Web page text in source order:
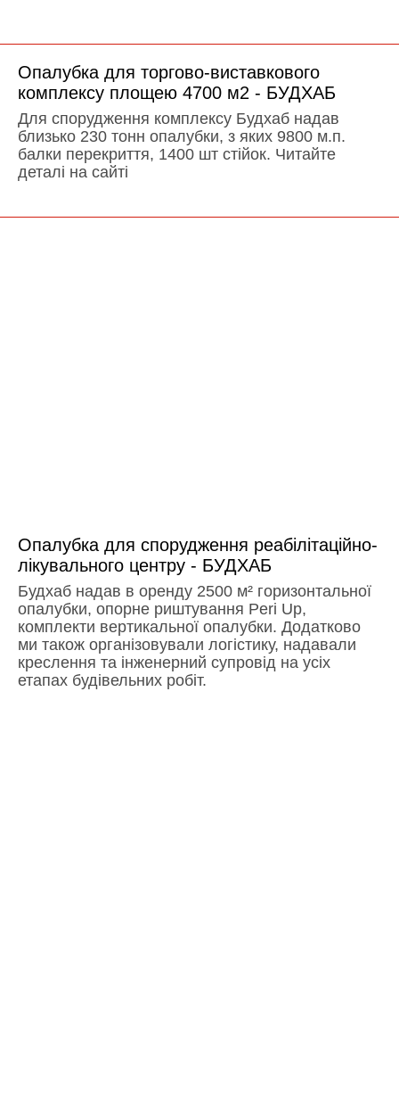
Опалубка для торгово-виставкового
комплексу площею 4700 м2 - БУДХАБ
Для спорудження комплексу Будхаб надав
близько 230 тонн опалубки, з яких 9800 м.п.
балки перекриття, 1400 шт стійок. Читайте
деталі на сайті
Опалубка для спорудження реабілітаційно-
лікувального центру - БУДХАБ
Будхаб надав в оренду 2500 м² горизонтальної
опалубки, опорне риштування Peri Up,
комплекти вертикальної опалубки. Додатково
ми також організовували логістику, надавали
креслення та інженерний супровід на усіх
етапах будівельних робіт.